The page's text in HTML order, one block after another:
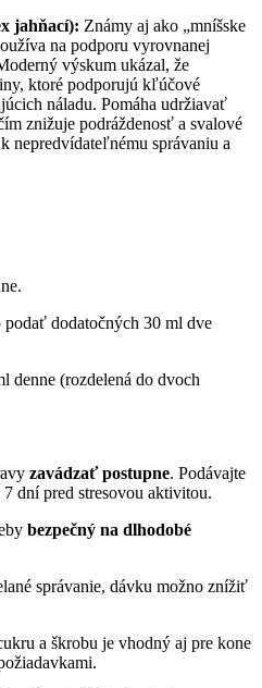
jahňací): Známy aj ako „mníšske
na podporu vyrovnanej
výskum ukázal, že
ktoré podporujú kľúčové
náladu. Pomáha udržiavať
znižuje podráždenosť a svalové
nepredvídateľnému správaniu a
podať dodatočných 30 ml dve
denne (rozdelená do dvoch
zavádzať postupne. Podávajte
dní pred stresovou aktivitou.
bezpečný na dlhodobé
správanie, dávku možno znížiť
a škrobu je vhodný aj pre kone